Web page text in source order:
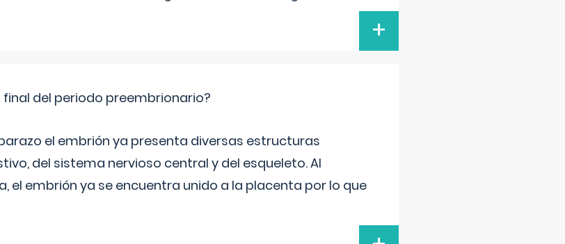
+
del periodo preembrionario?
el embrión ya presenta diversas estructuras
del sistema nervioso central y del esqueleto. Al
el embrión ya se encuentra unido a la placenta por lo que